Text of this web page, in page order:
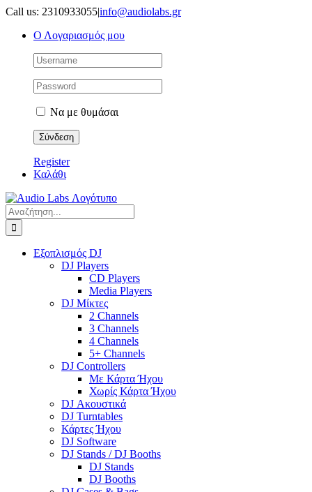
Μετάβαση
περιεχόμενο
Call us: 2310933055|info@audiolabs.gr
Ο Λογαριασμός μου
Να με θυμάσαι
Register
Καλάθι
Αναζήτηση
για:
Εξοπλισμός DJ
DJ Players
CD Players
Media Players
DJ Μίκτες
2 Channels
3 Channels
4 Channels
5+ Channels
DJ Controllers
Με Κάρτα Ήχου
Χωρίς Κάρτα Ήχου
DJ Ακουστικά
DJ Turntables
Κάρτες Ήχου
DJ Software
DJ Stands / DJ Booths
DJ Stands
DJ Booths